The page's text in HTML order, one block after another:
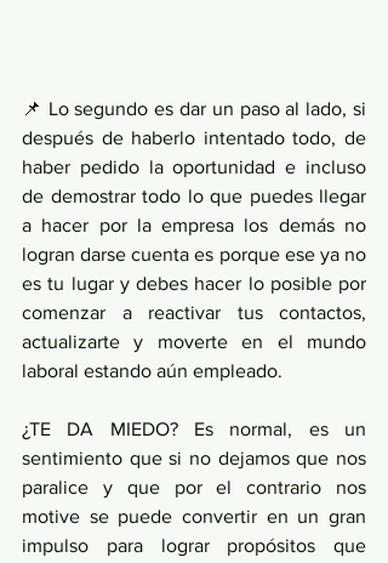
📌 Lo segundo es dar un paso al lado, si
después de haberlo intentado todo, de
haber pedido la oportunidad e incluso
de demostrar todo lo que puedes llegar
a hacer por la empresa los demás no
logran darse cuenta es porque ese ya no
es tu lugar y debes hacer lo posible por
comenzar a reactivar tus contactos,
actualizarte y moverte en el mundo
laboral estando aún empleado.
¿TE DA MIEDO? Es normal, es un
sentimiento que si no dejamos que nos
paralice y que por el contrario nos
motive se puede convertir en un gran
impulso para lograr propósitos que